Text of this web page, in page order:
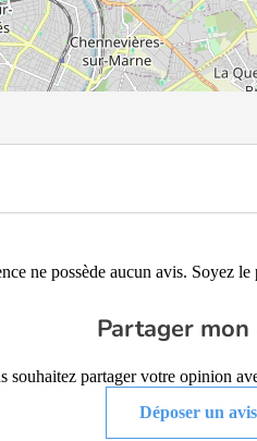
ne possède aucun avis. Soyez
Partager mon
souhaitez partager votre opinion
Déposer un avis